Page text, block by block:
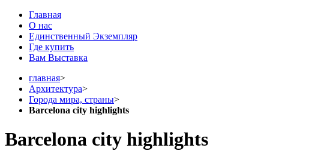
Главная
О нас
Единственный Экземпляр
Где купить
Вам Выставка
главная>
Архитектура>
Города мира, страны>
Barcelona city highlights
Barcelona city highlights